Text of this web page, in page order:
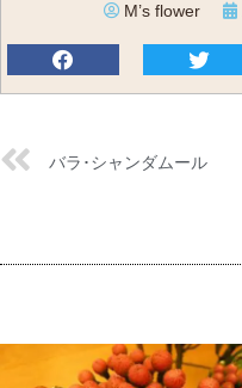
M’s flower
バラ･シャンダムール